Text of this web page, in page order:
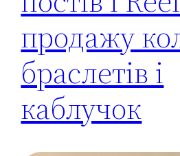
продажу
браслетів і
каблучок